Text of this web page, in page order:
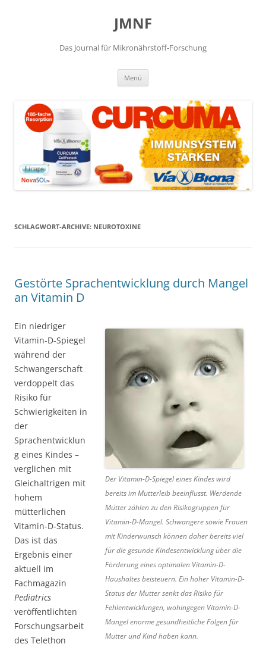
JMNF
Das Journal für Mikronährstoff-Forschung
Menü
SCHLAGWORT-ARCHIVE: NEUROTOXINE
Gestörte Sprachentwicklung durch Mangel
an Vitamin D
Der Vitamin-D-Spiegel eines Kindes wird
bereits im Mutterleib beeinflusst. Werdende
Mütter zählen zu den Risikogruppen für
Vitamin-D-Mangel. Schwangere sowie Frauen
mit Kinderwunsch können daher bereits viel
für die gesunde Kindesentwicklung über die
Förderung eines optimalen Vitamin-D-
Haushaltes beisteuern. Ein hoher Vitamin-D-
Status der Mutter senkt das Risiko für
Fehlentwicklungen, wohingegen Vitamin-D-
Mangel enorme gesundheitliche Folgen für
Mutter und Kind haben kann.
Ein niedriger
Vitamin-D-Spiegel
während der
Schwangerschaft
verdoppelt das
Risiko für
Schwierigkeiten in
der
Sprachentwicklun
g eines Kindes –
verglichen mit
Gleichaltrigen mit
hohem
mütterlichen
Vitamin-D-Status.
Das ist das
Ergebnis einer
aktuell im
Fachmagazin
Pediatrics
veröffentlichten
Forschungsarbeit
des Telethon